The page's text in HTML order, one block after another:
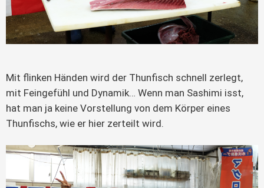
Mit flinken Händen wird der Thunfisch schnell zerlegt,
mit Feingefühl und Dynamik… Wenn man Sashimi isst,
hat man ja keine Vorstellung von dem Körper eines
Thunfischs, wie er hier zerteilt wird.